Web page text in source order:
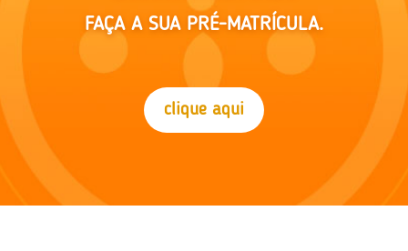
FAÇA A SUA PRÉ-MATRÍCULA.
clique aqui